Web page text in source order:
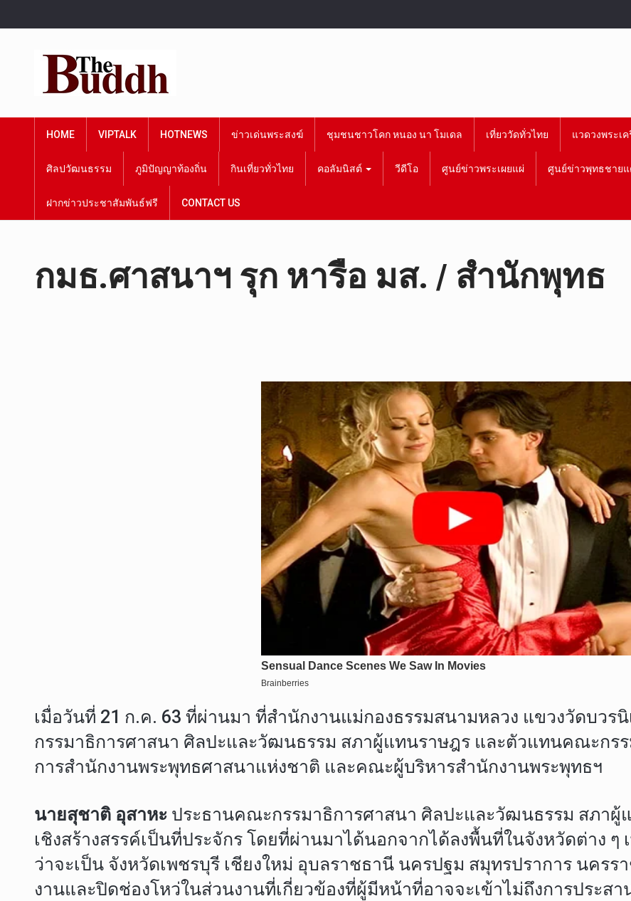
HOME VIPTALK HOTNEWS ข่าวเด่นพระสงฆ์ ชุมชนชาวโคก หนอง นา โมเดล เที่ยววัดทั่วไทย แวดวงพระเ
ศิลปวัฒนธรรม ภูมิปัญญาท้องถิ่น กินเที่ยวทั่วไทย คอลัมนิสต์ วีดีโอ ศูนย์ข่าวพระเผยแผ่ ศูนย์ข่าวพุทธชาย
ฝากข่าวประชาสัมพันธ์ฟรี CONTACT US
กมธ.ศาสนาฯ รุก หารือ มส. / สำนักพุทธ
เมื่อวันที่ 21 ก.ค. 63 ที่ผ่านมา ที่สํานักงานแม่กองธรรมสนามหลวง แขวงวัดบวรนิ
กรรมาธิการศาสนา ศิลปะและวัฒนธรรม สภาผู้แทนราษฎร และตัวแทนคณะก
การสำนักงานพระพุทธศาสนาแห่งชาติ และคณะผู้บริหารสำนักงานพระพุทธฯ
นายสุชาติ อุสาหะ ประธานคณะกรรมาธิการศาสนา ศิลปะและวัฒนธรรม สภา
เชิงสร้างสรรค์เป็นที่ประจักร โดยที่ผ่านมาได้นอกจากได้ลงพื้นที่ในจังหวัดต่าง
ว่าจะเป็น จังหวัดเพชรบุรี เชียงใหม่ อุบลราชธานี นครปฐม สมุทรปราการ นคร
งานและปิดช่องโหว่ในส่วนงานที่เกี่ยวข้องที่ผู้มีหน้าที่อาจจะเข้าไม่ถึงการประ